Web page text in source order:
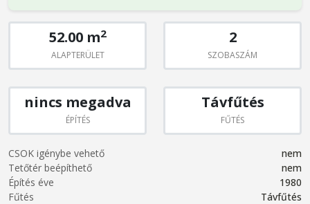
52.00 m2
ALAPTERÜLET
2
SZOBASZÁM
nincs megadva
ÉPÍTÉS
Távfűtés
FŰTÉS
CSOK igénybe vehető
nem
Tetőtér beépíthető
nem
Építés éve
1980
Fűtés
Távfűtés